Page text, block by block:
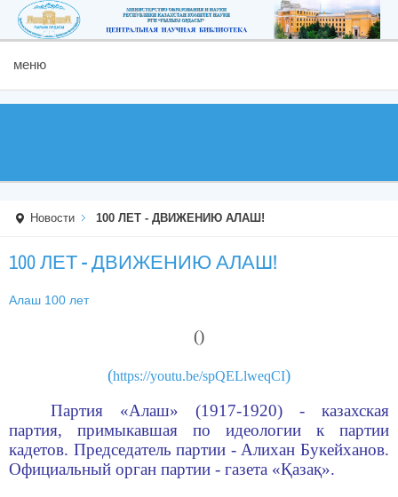
меню
Новости 100 ЛЕТ - ДВИЖЕНИЮ АЛАШ!
100 ЛЕТ - ДВИЖЕНИЮ АЛАШ!
Алаш 100 лет
()
(https://youtu.be/spQELlweqCI)
Партия «Алаш» (1917-1920) - казахская
партия, примыкавшая по идеологии к партии
кадетов. Председатель партии - Алихан Букейханов.
Официальный орган партии - газета «Қазақ».